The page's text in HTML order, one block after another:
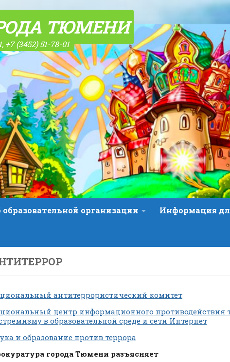
ТЮМЕНИ
+7 (3452) 51-78-01
образовательной организации Информация
антитеррористический комитет
центр информационного противодействия
в образовательной среде и сети Интернет
и образование против террора
города Тюмени разъясняет